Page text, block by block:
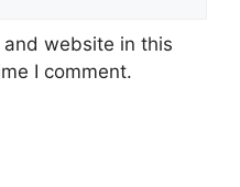
and website in this
I comment.